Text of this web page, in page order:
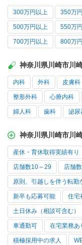
300万円以上 350万
500万円以上 550万
700万円以上 800万
神奈川県川崎市川
内科 外科 皮膚科
整形外科 心療内科
婦人科 歯科 泌尿
神奈川県川崎市川
産休・育休取得実績有り
店舗数10～29 店舗
原則、引越しを伴う転勤
新卒も応募可能 住宅
土日休み（相談可含む）
車通勤可 在宅業務あ
積極採用中の求人